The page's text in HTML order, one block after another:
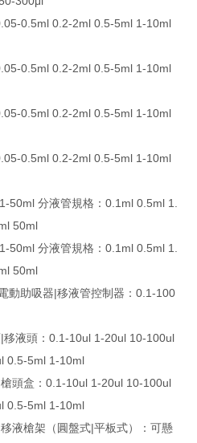
0.5ml 0.2-2ml 0.5-5ml 1-10ml
0.5ml 0.2-2ml 0.5-5ml 1-10ml
0.5ml 0.2-2ml 0.5-5ml 1-10ml
0.5ml 0.2-2ml 0.5-5ml 1-10ml
50ml 分液管規格：0.1ml 0.5ml 1.
50ml
50ml 分液管規格：0.1ml 0.5ml 1.
50ml
動助吸器|移液管控制器：0.1-100
液頭：0.1-10ul 1-20ul 10-100ul
0.5-5ml 1-10ml
頭盒：0.1-10ul 1-20ul 10-100ul
0.5-5ml 1-10ml
液槍架（圓盤式|平板式）：可懸